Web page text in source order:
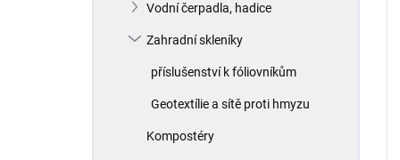
Vodní čerpadla, hadice
Zahradní skleníky
příslušenství k fóliovníkům
Geotextílie a sítě proti hmyzu
Kompostéry